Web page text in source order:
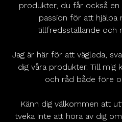
produkter, du får också
passion för att hjälpa
tillfredsställande och
Jag är här för att vägleda,
dig våra produkter. Till mig
och råd både före
Känn dig välkommen att
tveka inte att höra av dig